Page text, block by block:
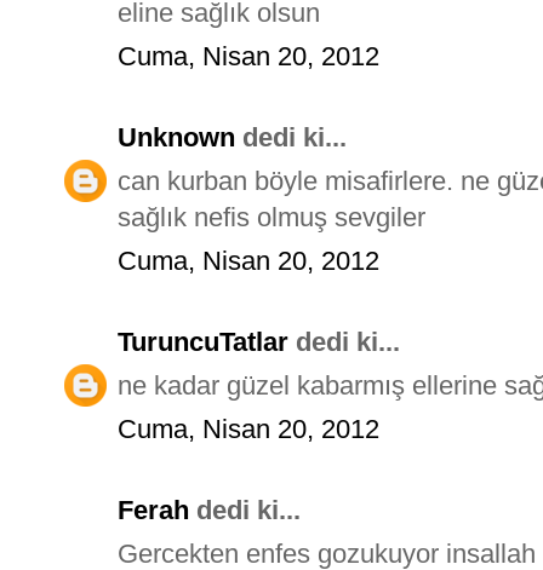
eline sağlık olsun
Cuma, Nisan 20, 2012
Unknown dedi ki...
can kurban böyle misafirlere. ne
sağlık nefis olmuş sevgiler
Cuma, Nisan 20, 2012
TuruncuTatlar dedi ki...
ne kadar güzel kabarmış ellerine
Cuma, Nisan 20, 2012
Ferah dedi ki...
Gercekten enfes gozukuyor